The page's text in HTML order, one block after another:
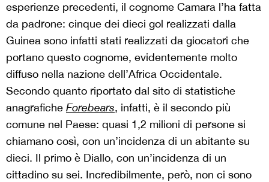
esperienze precedenti, il cognome Camara l’ha fatta
da padrone: cinque dei dieci gol realizzati dalla
Guinea sono infatti stati realizzati da giocatori che
portano questo cognome, evidentemente molto
diffuso nella nazione dell’Africa Occidentale.
Secondo quanto riportato dal sito di statistiche
anagrafiche Forebears, infatti, è il secondo più
comune nel Paese: quasi 1,2 milioni di persone si
chiamano così, con un’incidenza di un abitante su
dieci. Il primo è Diallo, con un’incidenza di un
cittadino su sei. Incredibilmente, però, non ci sono